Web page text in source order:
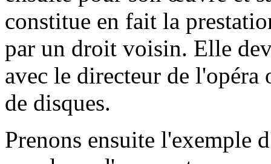
constitue en fait la
par un droit voisin. Elle
avec le directeur de l'opéra
de disques.
Prenons ensuite l'exemple